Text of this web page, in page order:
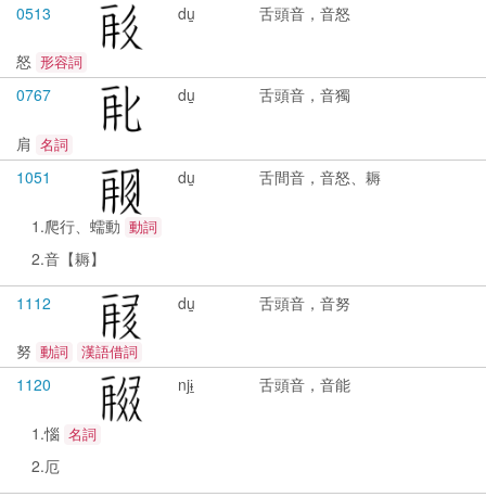
0513 du̱ 舌頭音，音怒
怒 形容詞
0767 du̱ 舌頭音，音獨
肩 名詞
1051 du̱ 舌間音，音怒、耨
1.爬行、蠕動 動詞
2.音【耨】
1112 du̱ 舌頭音，音努
努 動詞 漢語借詞
1120 njɨ̱ 舌頭音，音能
1.惱 名詞
2.厄